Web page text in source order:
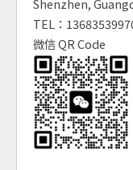
Shenzhen,
TEL：
微信 QR Code